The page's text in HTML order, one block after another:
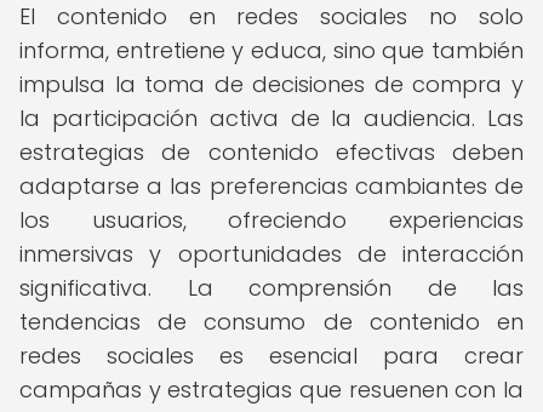
El contenido en redes sociales no solo
informa, entretiene y educa, sino que también
impulsa la toma de decisiones de compra y
la participación activa de la audiencia. Las
estrategias de contenido efectivas deben
adaptarse a las preferencias cambiantes de
los usuarios, ofreciendo experiencias
inmersivas y oportunidades de interacción
significativa. La comprensión de las
tendencias de consumo de contenido en
redes sociales es esencial para crear
campañas y estrategias que resuenen con la